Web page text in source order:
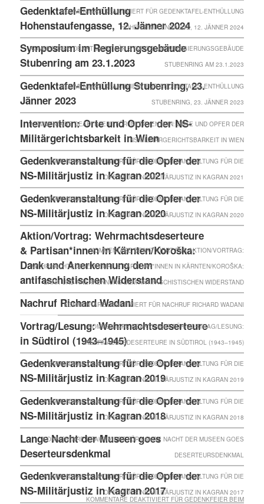
Gedenktafel-Enthüllung
Hohenstaufengasse, 12. Jänner 2024
KOMMENTARE DEAKTIVIERTFÜR GEDENKTAFEL-ENTHÜLLUNG
HOHENSTAUFENGASSE, 12. JÄNNER 2024
Symposium im Regierungsgebäude
Stubenring am 23.1.2023
KOMMENTARE DEAKTIVIERTFÜR SYMPOSIUM IM REGIERUNGSGEBÄUDE
STUBENRING AM 23.1.2023
Gedenktafel-Enthüllung Stubenring, 23.
Jänner 2023
KOMMENTARE DEAKTIVIERTFÜR GEDENKTAFEL-ENTHÜLLUNG
STUBENRING, 23. JÄNNER 2023
Intervention: Orte und Opfer der NS-
Militärgerichtsbarkeit in Wien
KOMMENTARE DEAKTIVIERTFÜR INTERVENTION: ORTE UND OPFER DER
NS-MILITÄRGERICHTSBARKEIT IN WIEN
Gedenkveranstaltung für die Opfer der
NS-Militärjustiz in Kagran 2021
KOMMENTARE DEAKTIVIERTFÜR GEDENKVERANSTALTUNG FÜR DIE
OPFER DER NS-MILITÄRJUSTIZ IN KAGRAN 2021
Gedenkveranstaltung für die Opfer der
NS-Militärjustiz in Kagran 2020
KOMMENTARE DEAKTIVIERTFÜR GEDENKVERANSTALTUNG FÜR DIE
OPFER DER NS-MILITÄRJUSTIZ IN KAGRAN 2020
Aktion/Vortrag: Wehrmachtsdeserteure
& Partisan*innen in Kärnten/Koroška:
Dank und Anerkennung dem
antifaschistischen Widerstand
KOMMENTARE DEAKTIVIERTFÜR AKTION/VORTRAG:
WEHRMACHTSDESERTEURE & PARTISAN*INNEN IN KÄRNTEN/KOROŠKA:
DANK UND ANERKENNUNG DEM ANTIFASCHISTISCHEN WIDERSTAND
Nachruf Richard Wadani
KOMMENTARE DEAKTIVIERTFÜR NACHRUF RICHARD WADANI
Vortrag/Lesung: Wehrmachtsdeserteure
in Südtirol (1943–1945)
KOMMENTARE DEAKTIVIERTFÜR VORTRAG/LESUNG:
WEHRMACHTSDESERTEURE IN SÜDTIROL (1943–1945)
Gedenkveranstaltung für die Opfer der
NS-Militärjustiz in Kagran 2019
KOMMENTARE DEAKTIVIERTFÜR GEDENKVERANSTALTUNG FÜR DIE
OPFER DER NS-MILITÄRJUSTIZ IN KAGRAN 2019
Gedenkveranstaltung für die Opfer der
NS-Militärjustiz in Kagran 2018
KOMMENTARE DEAKTIVIERTFÜR GEDENKVERANSTALTUNG FÜR DIE
OPFER DER NS-MILITÄRJUSTIZ IN KAGRAN 2018
Lange Nacht der Museen goes
Deserteursdenkmal
KOMMENTARE DEAKTIVIERTFÜR LANGE NACHT DER MUSEEN GOES
DESERTEURSDENKMAL
Gedenkveranstaltung für die Opfer der
NS-Militärjustiz in Kagran 2017
KOMMENTARE DEAKTIVIERTFÜR GEDENKVERANSTALTUNG FÜR DIE
OPFER DER NS-MILITÄRJUSTIZ IN KAGRAN 2017
KOMMENTARE DEAKTIVIERTFÜR GEDENKFEIER BEIM